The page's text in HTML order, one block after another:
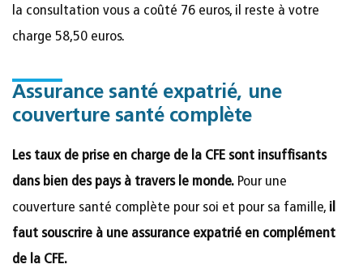
la consultation vous a coûté 76 euros, il reste à votre
charge 58,50 euros.
Assurance santé expatrié, une
couverture santé complète
Les taux de prise en charge de la CFE sont insuffisants
dans bien des pays à travers le monde. Pour une
couverture santé complète pour soi et pour sa famille, il
faut souscrire à une assurance expatrié en complément
de la CFE.